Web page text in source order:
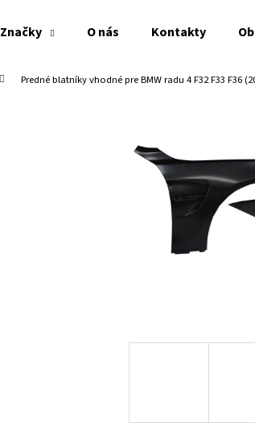
Značky O nás Kontakty
Predné blatníky vhodné pre BMW radu 4 F32 F33 F36
Čo